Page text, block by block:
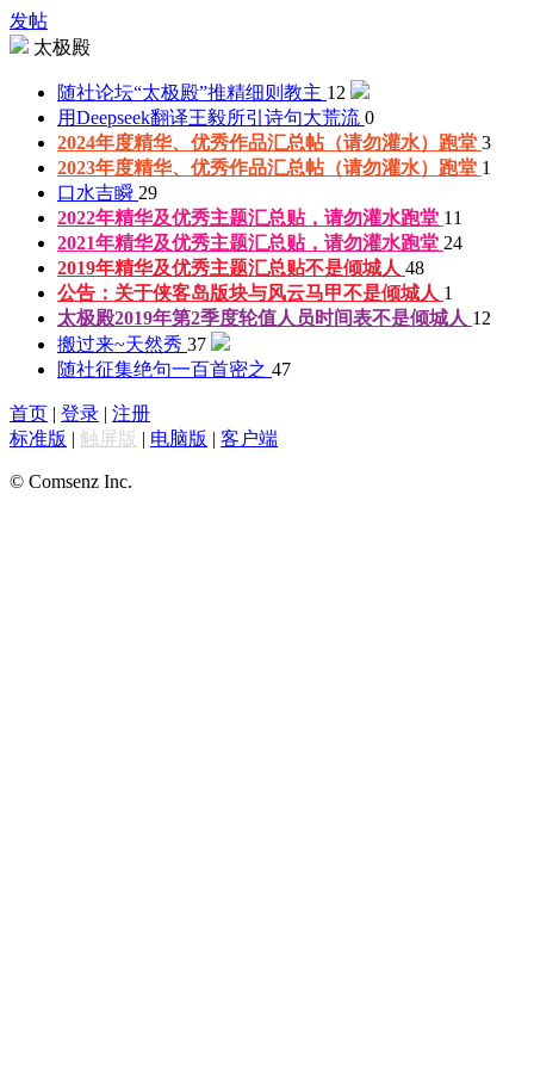
发帖
太极殿
随社论坛“太极殿”推精细则 教主 12
用Deepseek翻译王毅所引诗句大荒流 0
2024年度精华、优秀作品汇总帖（请勿灌水） 跑堂 3
2023年度精华、优秀作品汇总帖（请勿灌水） 跑堂 1
口水吉瞬 29
2022年精华及优秀主题汇总贴，请勿灌水跑堂 11
2021年精华及优秀主题汇总贴，请勿灌水跑堂 24
2019年精华及优秀主题汇总贴不是倾城人 48
公告：关于侠客岛版块与风云马甲不是倾城人 1
太极殿2019年第2季度轮值人员时间表不是倾城人 12
搬过来~天然秀 37
随社征集绝句一百首密之 47
首页 | 登录 | 注册
标准版 | 触屏版 | 电脑版 | 客户端
© Comsenz Inc.